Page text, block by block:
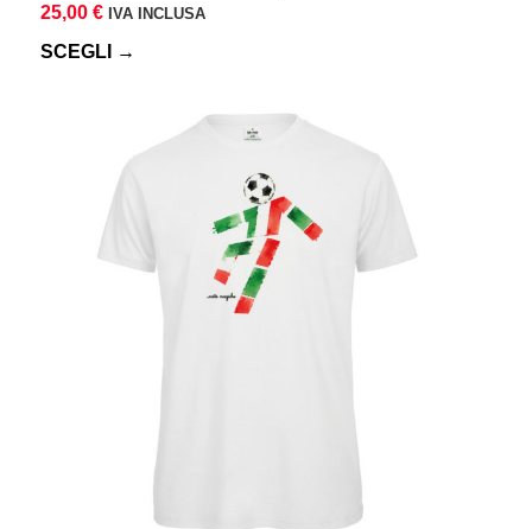
25,00 € IVA INCLUSA
SCEGLI →